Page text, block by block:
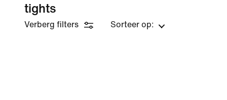
tights
Verberg filters Sorteer op: